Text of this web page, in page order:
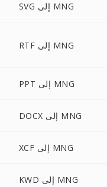
SVG إلى MNG
RTF إلى MNG
PPT إلى MNG
DOCX إلى MNG
XCF إلى MNG
KWD إلى MNG